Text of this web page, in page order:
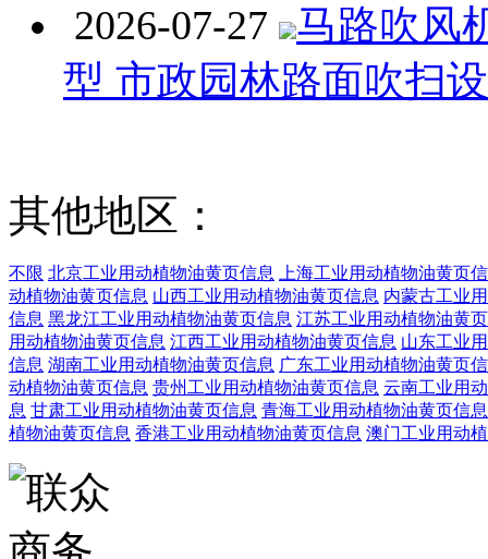
2026-07-27
马路吹风
型 市政园林路面吹扫
其他地区：
不限 北京工业用动植物油黄页信息
上海工业用动植物油黄页
动植物油黄页信息 山西工业用动植物油黄页信息 内蒙古工业
信息 黑龙江工业用动植物油黄页信息 江苏工业用动植物油黄
用动植物油黄页信息 江西工业用动植物油黄页信息 山东工业
信息 湖南工业用动植物油黄页信息 广东工业用动植物油黄页
动植物油黄页信息 贵州工业用动植物油黄页信息 云南工业用
息 甘肃工业用动植物油黄页信息 青海工业用动植物油黄页信息
植物油黄页信息 香港工业用动植物油黄页信息 澳门工业用动